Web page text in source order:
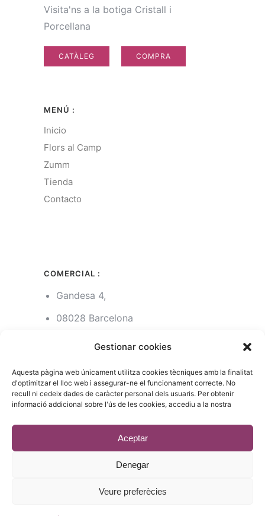
Gestionar cookies
Aquesta pàgina web únicament utilitza cookies tècniques amb la finalitat
d'optimitzar el lloc web i assegurar-ne el funcionament correcte. No
recull ni cedeix dades de caràcter personal dels usuaris. Per obtenir
informació addicional sobre l'ús de les cookies, accediu a la nostra
Aceptar
Denegar
Veure preferècies
Visita'ns a la botiga Cristall i
Porcellana
CATÀLEG COMPRA
MENÚ :
Inicio
Flors al Camp
Zumm
Tienda
Contacto
COMERCIAL :
Gandesa 4,
08028 Barcelona
93 215 14 13
© 2023 - Desenvolupament
estic.online